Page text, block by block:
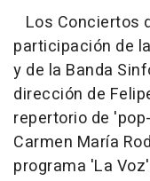
Los Conciertos
participación de
y de la Banda
dirección de
repertorio de
Carmen María
programa 'La